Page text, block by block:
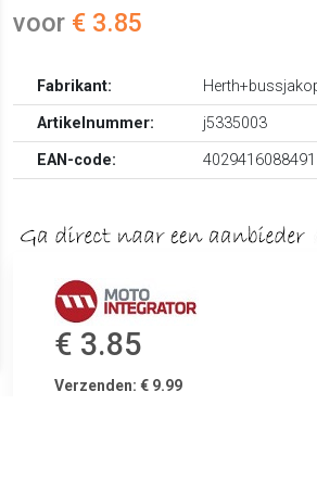
voor € 3.85
Fabrikant:
Artikelnummer:
j5335003
EAN-code:
4029416088491
€ 3.85
Verzenden: € 9.99